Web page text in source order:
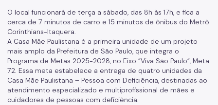
O local funcionará de terça a sábado, das 8h às 17h, e fica a
cerca de 7 minutos de carro e 15 minutos de ônibus do Metrô
Corinthians-Itaquera.
A Casa Mãe Paulistana é a primeira unidade de um projeto
mais amplo da Prefeitura de São Paulo, que integra o
Programa de Metas 2025-2028, no Eixo “Viva São Paulo”, Meta
72. Essa meta estabelece a entrega de quatro unidades da
Casa Mãe Paulistana – Pessoa com Deficiência, destinadas ao
atendimento especializado e multiprofissional de mães e
cuidadores de pessoas com deficiência.